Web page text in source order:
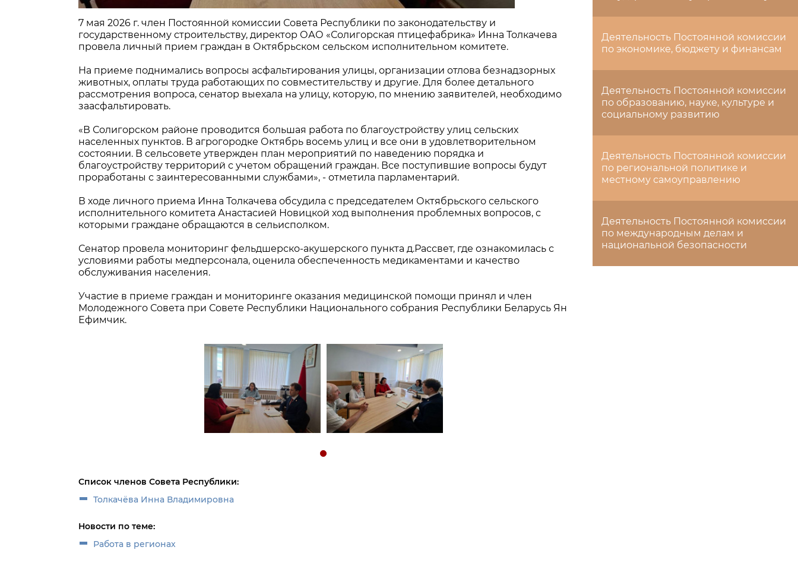
7 мая 2026 г. член Постоянной комиссии Совета Республики по законодательству и
государственному строительству, директор ОАО «Солигорская птицефабрика» Инна Толкачева
провела личный прием граждан в Октябрьском сельском исполнительном комитете.
На приеме поднимались вопросы асфальтирования улицы, организации отлова безнадзорных
животных, оплаты труда работающих по совместительству и другие. Для более детального
рассмотрения вопроса, сенатор выехала на улицу, которую, по мнению заявителей, необходимо
заасфальтировать.
«В Солигорском районе проводится большая работа по благоустройству улиц сельских
населенных пунктов. В агрогородке Октябрь восемь улиц и все они в удовлетворительном
состоянии. В сельсовете утвержден план мероприятий по наведению порядка и
благоустройству территорий с учетом обращений граждан. Все поступившие вопросы будут
проработаны с заинтересованными службами», - отметила парламентарий.
В ходе личного приема Инна Толкачева обсудила с председателем Октябрьского сельского
исполнительного комитета Анастасией Новицкой ход выполнения проблемных вопросов, с
которыми граждане обращаются в сельисполком.
Сенатор провела мониторинг фельдшерско-акушерского пункта д.Рассвет, где ознакомилась с
условиями работы медперсонала, оценила обеспеченность медикаментами и качество
обслуживания населения.
Участие в приеме граждан и мониторинге оказания медицинской помощи принял и член
Молодежного Совета при Совете Республики Национального собрания Республики Беларусь Ян
Ефимчик.
Список членов Совета Республики:
Толкачёва Инна Владимировна
Новости по теме:
Работа в регионах
Деятельность Постоянной комиссии
по экономике, бюджету и финансам
Деятельность Постоянной комиссии
по образованию, науке, культуре и
социальному развитию
Деятельность Постоянной комиссии
по региональной политике и
местному самоуправлению
Деятельность Постоянной комиссии
по международным делам и
национальной безопасности